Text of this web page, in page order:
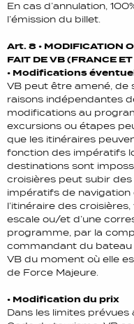
En cas d’annulation,
l’émission du billet.
Art. 8 • MODIFICATION
FAIT DE VB (FRANCE
• Modifications
VB peut être amené, de
raisons indépendantes
modifications au
excursions ou étapes
que les itinéraires
fonction des impératifs
destinations sont
croisières peut subir
impératifs de
l’itinéraire des
escale ou/et d’une
programme, par la
commandant du bateau
VB du moment où elle
de Force Majeure.
• Modification du prix
Dans les limites prévues